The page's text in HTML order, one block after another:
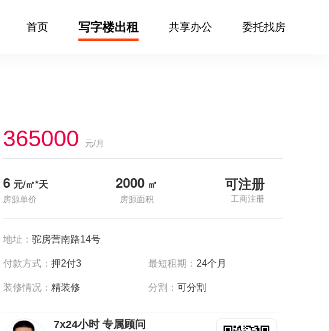
首页 写字楼出租 共享办公 委托找房
365000 元/月
6 元/㎡*天
房源单价
2000 ㎡
房源面积
可注册
工商注册
地址： 驼房营南路14号
付款方式： 押2付3 最短租期： 24个月
装修情况： 精装修 分割：可分割
7x24小时 专属顾问